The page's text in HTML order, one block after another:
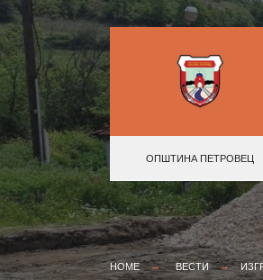
ОПШТИНА ПЕТРОВЕЦ
HOME ВЕСТИ